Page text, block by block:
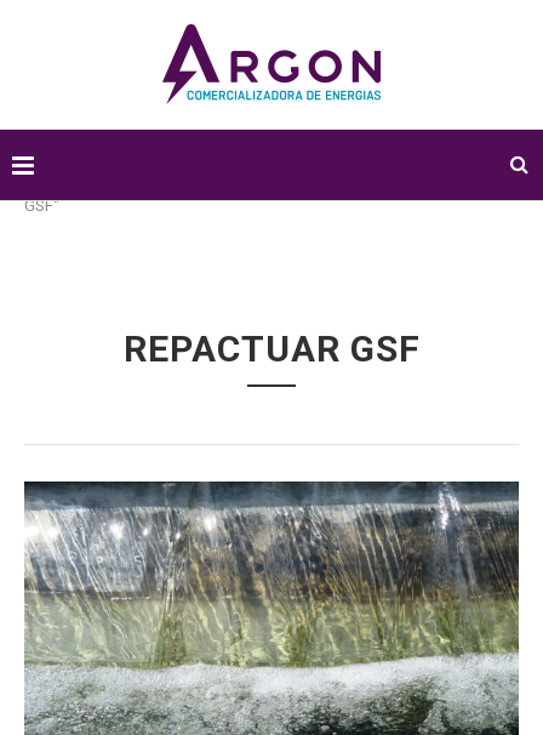
Home
GSF"
REPACTUAR GSF